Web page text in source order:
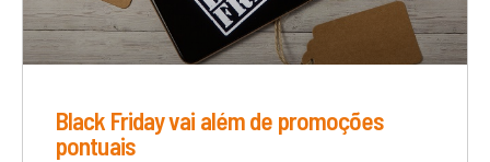
Black Friday vai além de promoções
pontuais